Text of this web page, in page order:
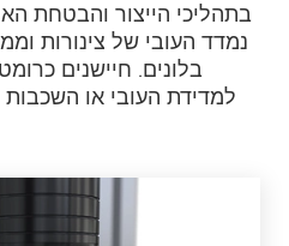
בתהליכי הייצור והבטחת
נמדד העובי של צינורות
בלונים. חיישנים
למדידת העובי או